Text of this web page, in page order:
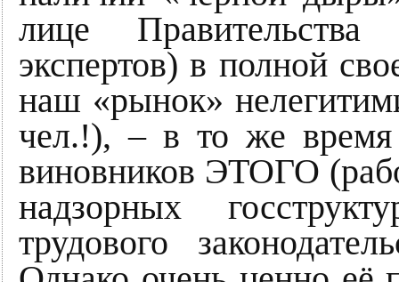
лице
экспертов) в полной
наш «рынок»
чел.!), – в то же
виновников ЭТОГО
надзорных
трудового